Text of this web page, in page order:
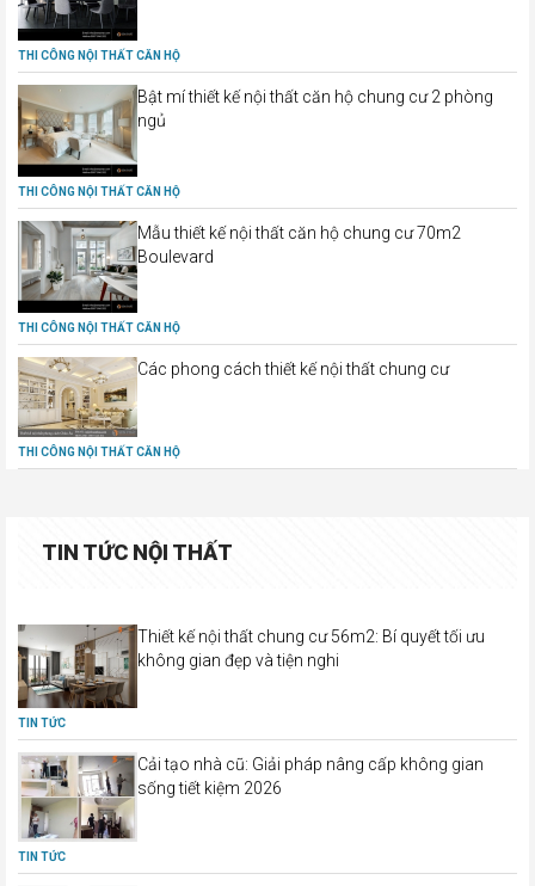
THI CÔNG NỘI THẤT CĂN HỘ
Bật mí thiết kế nội thất căn hộ chung cư 2 phòng
ngủ
THI CÔNG NỘI THẤT CĂN HỘ
Mẫu thiết kế nội thất căn hộ chung cư 70m2
Boulevard
THI CÔNG NỘI THẤT CĂN HỘ
Các phong cách thiết kế nội thất chung cư
THI CÔNG NỘI THẤT CĂN HỘ
TIN TỨC NỘI THẤT
Thiết kế nội thất chung cư 56m2: Bí quyết tối ưu
không gian đẹp và tiện nghi
TIN TỨC
Cải tạo nhà cũ: Giải pháp nâng cấp không gian
sống tiết kiệm 2026
TIN TỨC